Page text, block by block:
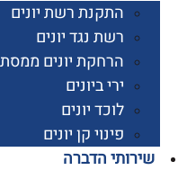
התקנת רשת יונים
רשת נגד יונים
הרחקת יונים ממסתור כביסה
ירי ביונים
לוכד יונים
פינוי קן יונים
הדברה